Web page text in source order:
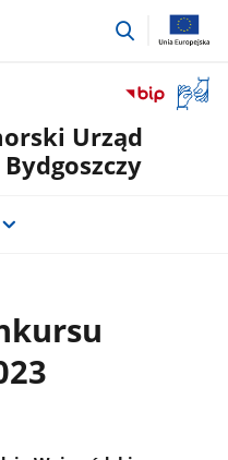
przejdź
okno
Urząd